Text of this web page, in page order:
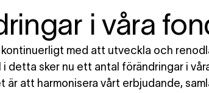
i våra
med att utveckla och
detta sker nu ett antal förändringar i
är att harmonisera vårt erbjudande,